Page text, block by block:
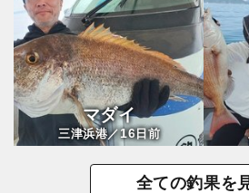
マダイ
三津浜港／16日前
全ての釣果を